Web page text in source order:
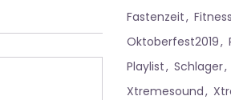
Fastenzeit Fitness
Oktoberfest2019
Playlist
Schlager
Xtremesound